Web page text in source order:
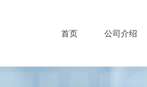
首页 公司介绍